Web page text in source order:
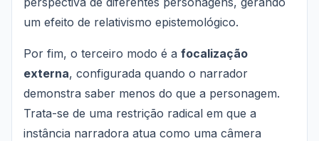
um efeito de relativismo epistemológico.
Por fim, o terceiro modo é a focalização
externa, configurada quando o narrador
demonstra saber menos do que a personagem.
Trata-se de uma restrição radical em que a
instância narradora atua como uma câmera